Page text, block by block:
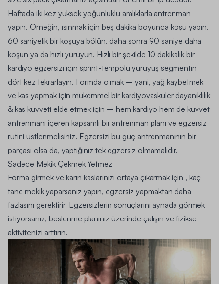
Haftada iki kez yüksek yoğunluklu aralıklarla antrenman
yapın. Örneğin, ısınmak için beş dakika boyunca koşu yapın.
60 saniyelik bir koşuya bölün, daha sonra 90 saniye daha
koşun ya da hızlı yürüyün. Hızlı bir şekilde 10 dakikalık bir
kardiyo egzersizi için sprint-tempolu yürüyüş segmentini
dört kez tekrarlayın. Formda olmak – yani, yağ kaybetmek
ve kas yapmak için mükemmel bir kardiyovasküler dayanıklılık
& kas kuvveti elde etmek için – hem kardiyo hem de kuvvet
antrenmanı içeren kapsamlı bir antrenman planı ve egzersiz
rutini üstlenmelisiniz. Egzersizi bu güç antrenmanının bir
parçası olsa da, yaptığınız tek egzersiz olmamalıdır.
Sadece Mekik Çekmek Yetmez
Forma girmek ve karın kaslarınızı ortaya çıkarmak için , kaç
tane mekik yaparsanız yapın, egzersiz yapmaktan daha
fazlasını gerektirir. Egzersizlerin sonuçlarını aynada görmek
istiyorsanız, beslenme planınız üzerinde çalışın ve fiziksel
aktivitenizi arttırın.